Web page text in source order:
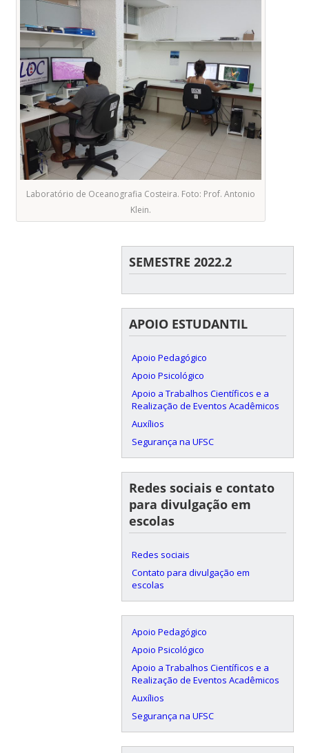
Laboratório de Oceanografia Costeira. Foto: Prof. Antonio
Klein.
SEMESTRE 2022.2
APOIO ESTUDANTIL
Apoio Pedagógico
Apoio Psicológico
Apoio a Trabalhos Científicos e a
Realização de Eventos Acadêmicos
Auxílios
Segurança na UFSC
Redes sociais e contato
para divulgação em
escolas
Redes sociais
Contato para divulgação em
escolas
Apoio Pedagógico
Apoio Psicológico
Apoio a Trabalhos Científicos e a
Realização de Eventos Acadêmicos
Auxílios
Segurança na UFSC